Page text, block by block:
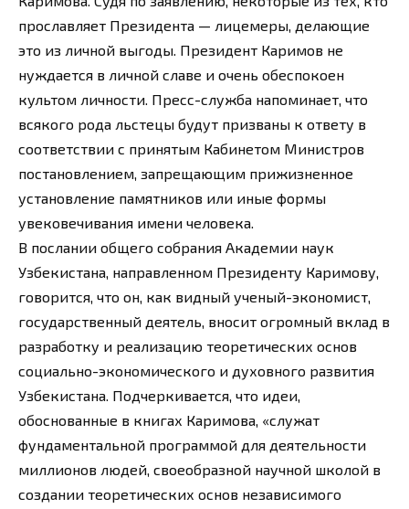
прославляет Президента — лицемеры, делающие
это из личной выгоды. Президент Каримов не
нуждается в личной славе и очень обеспокоен
культом личности. Пресс-служба напоминает, что
всякого рода льстецы будут призваны к ответу в
соответствии с принятым Кабинетом Министров
постановлением, запрещающим прижизненное
установление памятников или иные формы
увековечивания имени человека.
В послании общего собрания Академии наук
Узбекистана, направленном Президенту Каримову,
говорится, что он, как видный ученый-экономист,
государственный деятель, вносит огромный вклад в
разработку и реализацию теоретических основ
социально-экономического и духовного развития
Узбекистана. Подчеркивается, что идеи,
обоснованные в книгах Каримова, «служат
фундаментальной программой для деятельности
миллионов людей, своеобразной научной школой в
создании теоретических основ независимого